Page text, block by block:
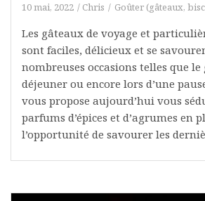
10 mai, 2022 Chris Goûter (gâteaux,
Les gâteaux de voyage et
sont faciles, délicieux et se
nombreuses occasions telles que
déjeuner ou encore lors d’une
vous propose aujourd’hui vous
parfums d’épices et d’agrumes en
l’opportunité de savourer les